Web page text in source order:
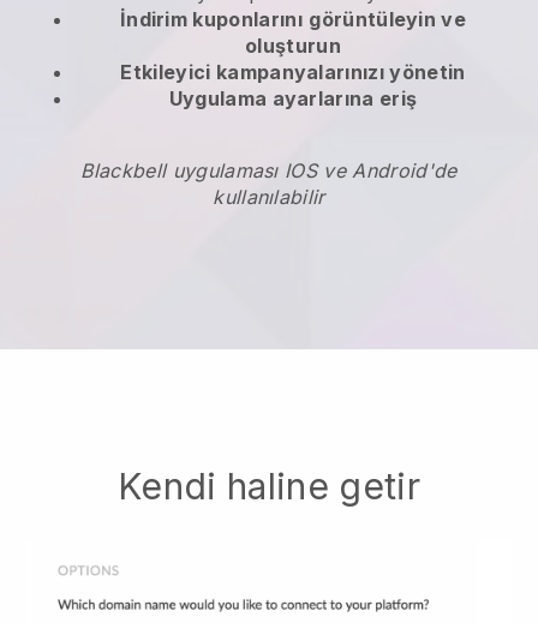
İndirim kuponlarını görüntüleyin ve
oluşturun
Etkileyici kampanyalarınızı yönetin
Uygulama ayarlarına eriş
Blackbell uygulaması IOS ve Android'de
kullanılabilir
Kendi haline getir